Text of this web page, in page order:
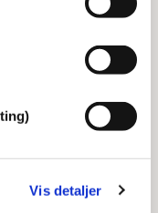
Vis detaljer